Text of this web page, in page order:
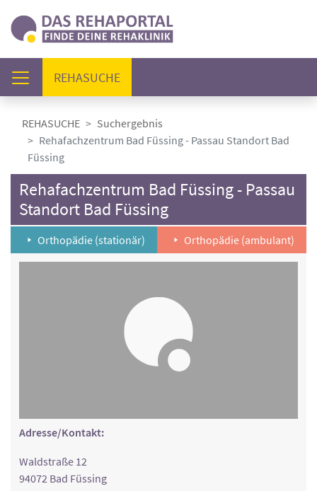
REHASUCHE(AKTUELL)
REHASUCHE
Suchergebnis
Rehafachzentrum Bad Füssing - Passau Standort Bad
Füssing
Rehafachzentrum Bad Füssing - Passau
Standort Bad Füssing
Orthopädie (stationär) Orthopädie (ambulant)
Adresse/Kontakt:
Waldstraße 12
94072 Bad Füssing